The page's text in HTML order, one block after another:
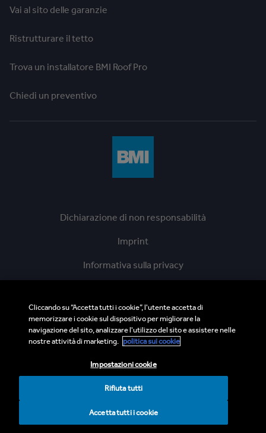
Vai al sito delle garanzie
Ristrutturare il tetto
Trova un installatore BMI Roof Pro
Chiedi un preventivo
Dichiarazione di non responsabilità
Imprint
Informativa sulla privacy
Linea diretta di etica
BMI Supplier and Third Party Codes of Conduct
Sitemap
Cliccando su “Accetta tutti i cookie”, l'utente accetta di
memorizzare i cookie sul dispositivo per migliorare la
navigazione del sito, analizzare l'utilizzo del sito e assistere nelle
nostre attività di marketing. politica sui cookie
Impostazioni cookie
Rifiuta tutti
Accetta tutti i cookie